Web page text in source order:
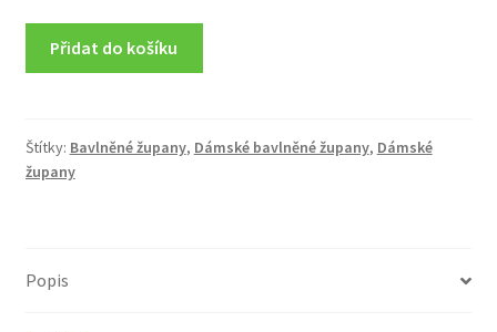
Přidat do košíku
Štítky: Bavlněné župany, Dámské bavlněné župany, Dámské
župany
Popis